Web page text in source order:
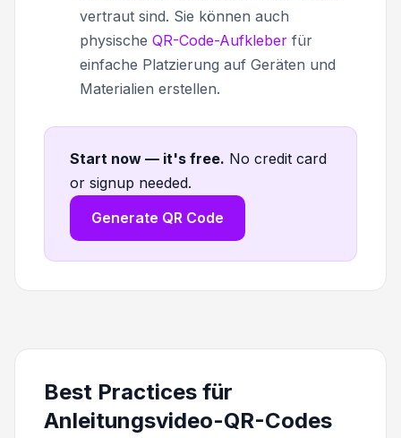
vertraut sind. Sie können auch
physische QR-Code-Aufkleber für
einfache Platzierung auf Geräten und
Materialien erstellen.
Start now — it's free. No credit card
or signup needed.
Generate QR Code
Best Practices für
Anleitungsvideo-QR-Codes